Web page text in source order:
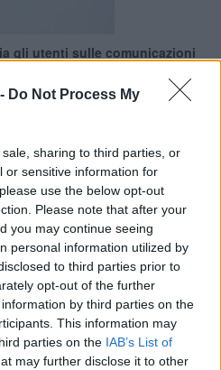
Do Not Process My
sharing to third parties, or
or sensitive information for
use the below opt-out
Please note that after your
you may continue seeing
personal information utilized by
to third parties prior to
opt-out of the further
by third parties on the
This information may
parties on the IAB’s List of
may further disclose it to other
gli utenti sulle comunicazioni
link ingannevoli inviati a nome di
azienda sanitaria delle province
in guardia gli utenti dopo la
tramite messaggi o posta
invitano a contattare un
all’azienda sanitaria. "Si
truffa - mette in guardia l'Asl -
denaro a chi, in buona fede,